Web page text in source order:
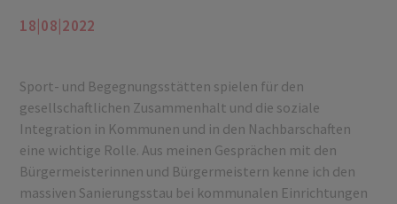
18|08|2022
Sport- und Begegnungsstätten spielen für den
gesellschaftlichen Zusammenhalt und die soziale
Integration in Kommunen und in den Nachbarschaften
eine wichtige Rolle. Aus meinen Gesprächen mit den
Bürgermeisterinnen und Bürgermeistern kenne ich den
massiven Sanierungsstau bei kommunalen Einrichtungen